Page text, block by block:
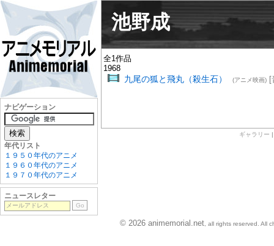
池野成
全1作品
1968
九尾の狐と飛丸（殺生石） (アニメ映画)[
ギャラリー
ナビゲーション
年代リスト
１９５０年代のアニメ
１９６０年代のアニメ
１９７０年代のアニメ
ニュースレター
© 2026 animemorial.net , all rights reserved. All